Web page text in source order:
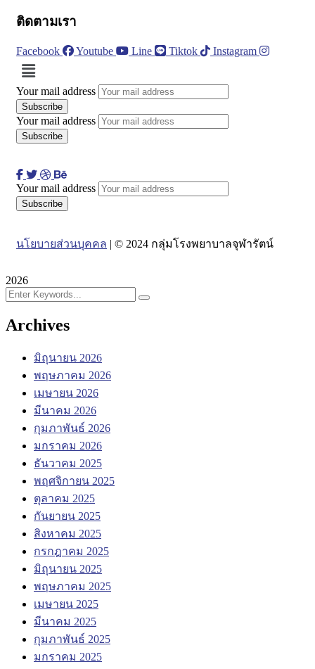
ติดตามเรา
Facebook Youtube Line Tiktok Instagram
Menu
Your mail address
Your mail address
Your mail address
นโยบายส่วนบุคคล | © 2024 กลุ่มโรงพยาบาลจุฬารัตน์
2026
Archives
มิถุนายน 2026
พฤษภาคม 2026
เมษายน 2026
มีนาคม 2026
กุมภาพันธ์ 2026
มกราคม 2026
ธันวาคม 2025
พฤศจิกายน 2025
ตุลาคม 2025
กันยายน 2025
สิงหาคม 2025
กรกฎาคม 2025
มิถุนายน 2025
พฤษภาคม 2025
เมษายน 2025
มีนาคม 2025
กุมภาพันธ์ 2025
มกราคม 2025